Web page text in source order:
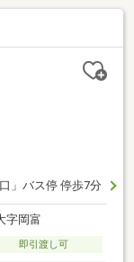
」バス停 停歩7分
字岡富
即引渡し可